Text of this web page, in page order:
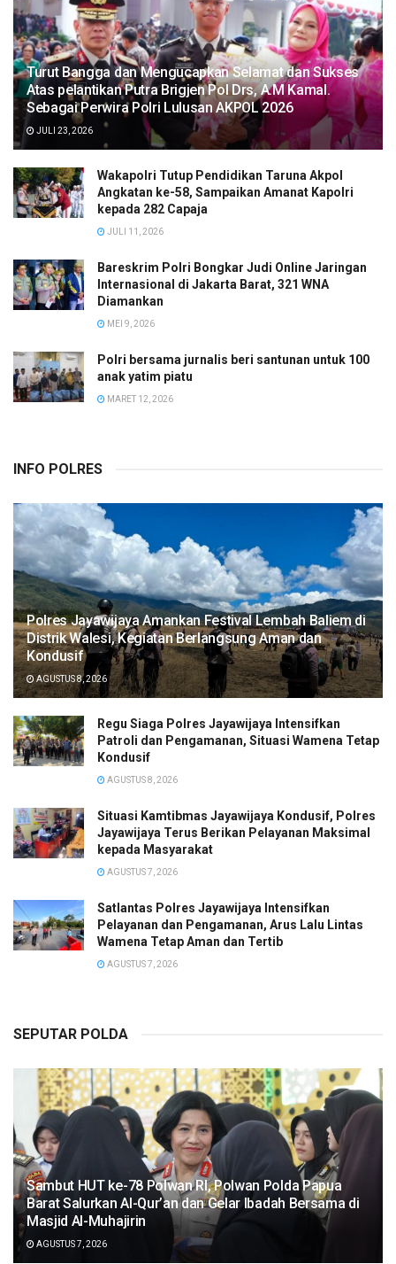
Turut Bangga dan Mengucapkan Selamat dan Sukses
Atas pelantikan Putra Brigjen Pol Drs, A.M Kamal.
Sebagai Perwira Polri Lulusan AKPOL 2026
JULI 23, 2026
Wakapolri Tutup Pendidikan Taruna Akpol
Angkatan ke-58, Sampaikan Amanat Kapolri
kepada 282 Capaja
JULI 11, 2026
Bareskrim Polri Bongkar Judi Online Jaringan
Internasional di Jakarta Barat, 321 WNA
Diamankan
MEI 9, 2026
Polri bersama jurnalis beri santunan untuk 100
anak yatim piatu
MARET 12, 2026
INFO POLRES
Polres Jayawijaya Amankan Festival Lembah Baliem di
Distrik Walesi, Kegiatan Berlangsung Aman dan
Kondusif
AGUSTUS 8, 2026
Regu Siaga Polres Jayawijaya Intensifkan
Patroli dan Pengamanan, Situasi Wamena Tetap
Kondusif
AGUSTUS 8, 2026
Situasi Kamtibmas Jayawijaya Kondusif, Polres
Jayawijaya Terus Berikan Pelayanan Maksimal
kepada Masyarakat
AGUSTUS 7, 2026
Satlantas Polres Jayawijaya Intensifkan
Pelayanan dan Pengamanan, Arus Lalu Lintas
Wamena Tetap Aman dan Tertib
AGUSTUS 7, 2026
SEPUTAR POLDA
Sambut HUT ke-78 Polwan RI, Polwan Polda Papua
Barat Salurkan Al-Qur’an dan Gelar Ibadah Bersama di
Masjid Al-Muhajirin
AGUSTUS 7, 2026